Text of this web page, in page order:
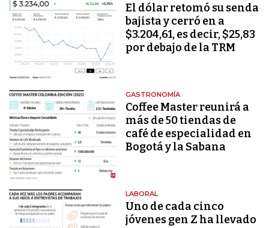
El dólar retomó su senda
bajista y cerró en a
$3.204,61, es decir, $25,83
por debajo de la TRM
GASTRONOMÍA
Coffee Master reunirá a
más de 50 tiendas de
café de especialidad en
Bogotá y la Sabana
LABORAL
Uno de cada cinco
jóvenes gen Z ha llevado